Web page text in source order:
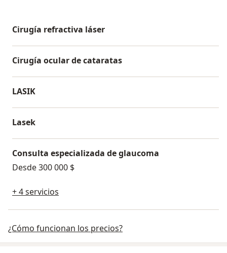
Cirugía refractiva láser
Cirugía ocular de cataratas
LASIK
Lasek
Consulta especializada de glaucoma
Desde 300 000 $
+ 4 servicios
¿Cómo funcionan los precios?